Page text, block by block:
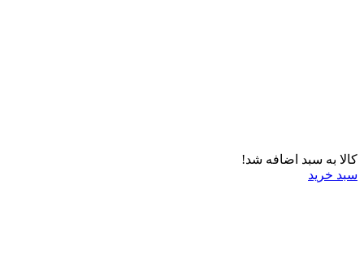
کالا به سبد اضافه شد!
سبد خرید